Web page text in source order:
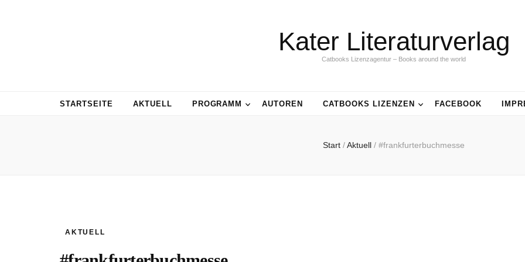
Kater Literaturverlag
Catbooks Lizenzagentur – Books around the world
STARTSEITE AKTUELL PROGRAMM AUTOREN CATBOOKS LIZENZEN FACEBOOK
Start /Aktuell / #frankfurterbuchmesse
AKTUELL